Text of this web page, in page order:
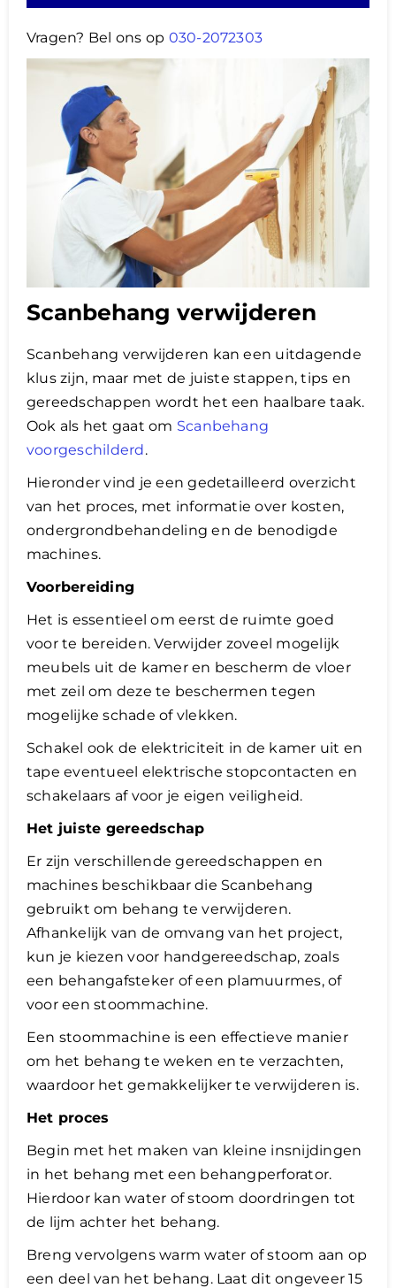
Vragen? Bel ons op 030-2072303
Scanbehang verwijderen
Scanbehang verwijderen kan een uitdagende
klus zijn, maar met de juiste stappen, tips en
gereedschappen wordt het een haalbare taak.
Ook als het gaat om Scanbehang
voorgeschilderd.
Hieronder vind je een gedetailleerd overzicht
van het proces, met informatie over kosten,
ondergrondbehandeling en de benodigde
machines.
Voorbereiding
Het is essentieel om eerst de ruimte goed
voor te bereiden. Verwijder zoveel mogelijk
meubels uit de kamer en bescherm de vloer
met zeil om deze te beschermen tegen
mogelijke schade of vlekken.
Schakel ook de elektriciteit in de kamer uit en
tape eventueel elektrische stopcontacten en
schakelaars af voor je eigen veiligheid.
Het juiste gereedschap
Er zijn verschillende gereedschappen en
machines beschikbaar die Scanbehang
gebruikt om behang te verwijderen.
Afhankelijk van de omvang van het project,
kun je kiezen voor handgereedschap, zoals
een behangafsteker of een plamuurmes, of
voor een stoommachine.
Een stoommachine is een effectieve manier
om het behang te weken en te verzachten,
waardoor het gemakkelijker te verwijderen is.
Het proces
Begin met het maken van kleine insnijdingen
in het behang met een behangperforator.
Hierdoor kan water of stoom doordringen tot
de lijm achter het behang.
Breng vervolgens warm water of stoom aan op
een deel van het behang. Laat dit ongeveer 15